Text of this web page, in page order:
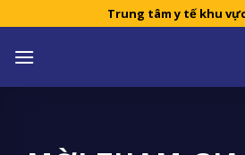
to
content
Trung tâm y tế khu